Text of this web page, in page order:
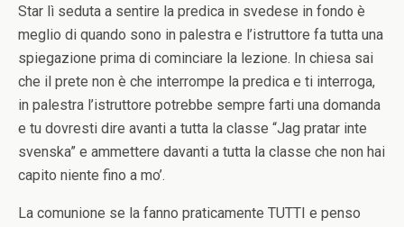
Star lì seduta a sentire la predica in svedese in fondo è
meglio di quando sono in palestra e l’istruttore fa tutta una
spiegazione prima di cominciare la lezione. In chiesa sai
che il prete non è che interrompe la predica e ti interroga,
in palestra l’istruttore potrebbe sempre farti una domanda
e tu dovresti dire avanti a tutta la classe “Jag pratar inte
svenska” e ammettere davanti a tutta la classe che non hai
capito niente fino a mo’.
La comunione se la fanno praticamente TUTTI e penso